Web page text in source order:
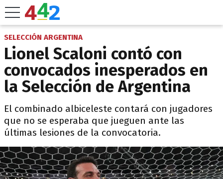
SELECCIÓN ARGENTINA
Lionel Scaloni contó con
convocados inesperados en
la Selección de Argentina
El combinado albiceleste contará con jugadores
que no se esperaba que jueguen ante las
últimas lesiones de la convocatoria.